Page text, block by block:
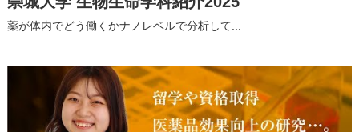
薬が体内でどう働くかナノレベルで分析して...